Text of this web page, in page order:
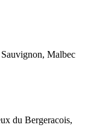
Malbec
du Bergeracois,